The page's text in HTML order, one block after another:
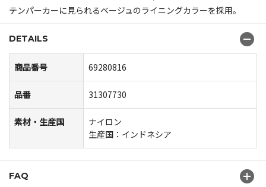
テンパーカーに見られるベージュのライニングカラーを採用。
DETAILS
商品番号 69280816
品番 31307730
素材・生産国
ナイロン
生産国：インドネシア
FAQ